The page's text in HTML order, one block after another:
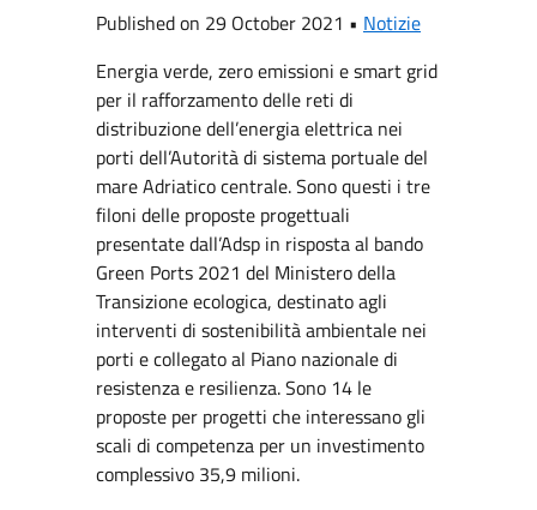
Published on 29 October 2021 • Notizie
Energia verde, zero emissioni e smart grid
per il rafforzamento delle reti di
distribuzione dell’energia elettrica nei
porti dell’Autorità di sistema portuale del
mare Adriatico centrale. Sono questi i tre
filoni delle proposte progettuali
presentate dall’Adsp in risposta al bando
Green Ports 2021 del Ministero della
Transizione ecologica, destinato agli
interventi di sostenibilità ambientale nei
porti e collegato al Piano nazionale di
resistenza e resilienza. Sono 14 le
proposte per progetti che interessano gli
scali di competenza per un investimento
complessivo 35,9 milioni.